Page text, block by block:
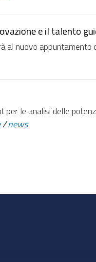
e il talento
nuovo appuntamento
le analisi delle
/news